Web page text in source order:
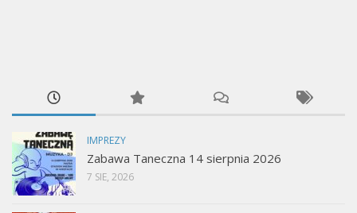
IMPREZY
Zabawa Taneczna 14 sierpnia 2026
7 SIE, 2026